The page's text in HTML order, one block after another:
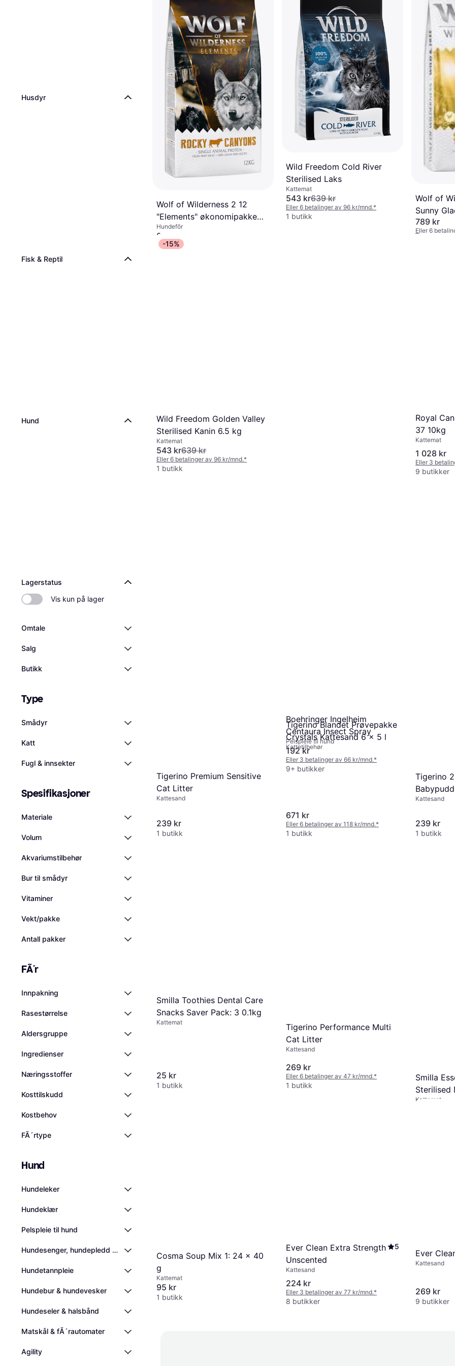
Husdyr
Fisk & Reptil
Hund
Lagerstatus
Vis kun på lager
Omtale
Salg
Butikk
Type
Smådyr
Katt
Fugl & innsekter
Spesifikasjoner
Materiale
Volum
Akvariumstilbehør
Bur til smådyr
Vitaminer
Vekt/pakke
Antall pakker
FÃ´r
Innpakning
Rasestørrelse
Aldersgruppe
Ingredienser
Næringsstoffer
Kosttilskudd
Kostbehov
FÃ´rtype
Hund
Hundeleker
Hundeklær
Pelspleie til hund
Hundesenger, hundepledd og kjølematter
Hundetannpleie
Hundebur & hundevesker
Hundeseler & halsbånd
Matskål & fÃ´rautomater
Agility
1 butikk
Wolf of Wilderness 2 12
"Elements" økonomipakke
Rocky Canyons
Hundefôr
849 kr
Eller 6 betalinger av 150 kr/mnd.
Wild Freedom Cold River
Sterilised Laks
Kattemat
543 kr639 kr
Eller 6 betalinger av 96 kr/mnd.*
1 butikk
Wolf of
Sunny
789 kr
Eller 6
-15%
Wild Freedom Golden Valley
Sterilised Kanin 6.5 kg
Kattemat
543 kr639 kr
Eller 6 betalinger av 96 kr/mnd.*
1 butikk
Boehringer Ingelheim
Centaura Insect Spray
Pelspleie til hund
192 kr
Eller 3 betalinger av 66 kr/mnd.*
9+ butikker
Royal
37 10kg
Kattemat
1 028 kr
Eller 3
9 butikker
Tigerino Premium Sensitive
Cat Litter
Kattesand
239 kr
1 butikk
Tigerino Blandet Prøvepakke
Crystals Kattesand 6 x 5 l
Kattetilbehør
671 kr
Eller 6 betalinger av 118 kr/mnd.*
1 butikk
Tigerino
Style
Kattesand
239 kr
1 butikk
Smilla Toothies Dental Care
Snacks Saver Pack: 3 0.1kg
Kattemat
25 kr
1 butikk
Tigerino Performance Multi
Cat Litter
Kattesand
269 kr
Eller 6 betalinger av 47 kr/mnd.*
1 butikk
Smilla
Sterilised
Kattemat
Cosma Soup Mix 1: 24 x 40
g
Kattemat
95 kr
1 butikk
Ever Clean Extra Strength
Unscented
5
Kattesand
224 kr
Eller 3 betalinger av 77 kr/mnd.*
8 butikker
Ever
Kattesand
269 kr
9 butikker